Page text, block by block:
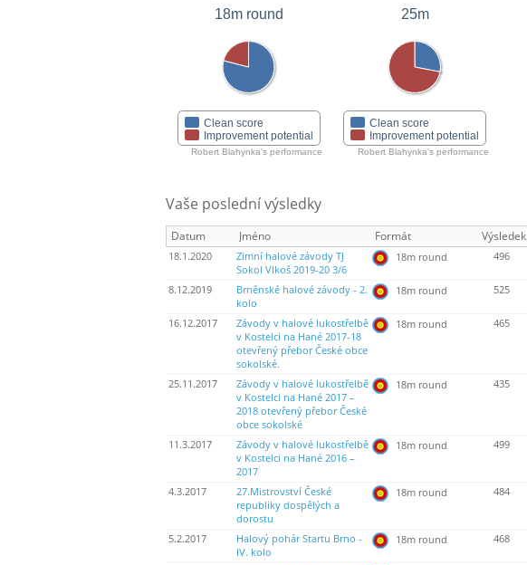
18m round
Clean score
Improvement potential
Robert Blahynka's performance
25m
Clean score
Improvement potential
Robert Blahynka's performance
Vaše poslední výsledky
Datum Jméno Formát Výsledek
18.1.2020
Zimní halové závody TJ
Sokol Vlkoš 2019-20 3/6
18m round 496
8.12.2019
Brněnské halové závody - 2.
kolo
18m round 525
16.12.2017
Závody v halové lukostřelbě
v Kostelci na Hané 2017-18
otevřený přebor České obce
sokolské.
18m round 465
25.11.2017
Závody v halové lukostřelbě
v Kostelci na Hané 2017 –
2018 otevřený přebor České
obce sokolské
18m round 435
11.3.2017
Závody v halové lukostřelbě
v Kostelci na Hané 2016 –
2017
18m round 499
4.3.2017
27.Mistrovství České
republiky dospělých a
dorostu
18m round 484
5.2.2017
Halový pohár Startu Brno -
IV. kolo
18m round 468